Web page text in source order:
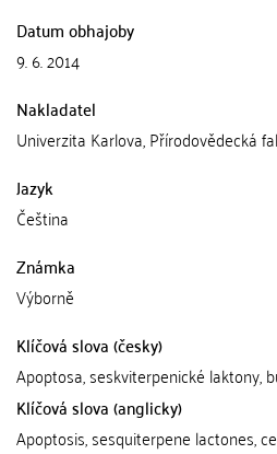
Datum obhajoby
9. 6. 2014
Nakladatel
Univerzita Karlova, Přírodovědecká
Jazyk
Čeština
Známka
Výborně
Klíčová slova (česky)
Apoptosa, seskviterpenické laktony,
Klíčová slova (anglicky)
Apoptosis, sesquiterpene lactones,